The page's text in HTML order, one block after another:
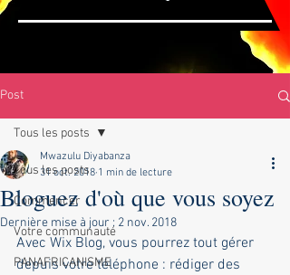
Post
Tous les posts
Commencer
Votre communauté
PANAFRICANISME
Tous les posts
Bloguez d'où que vous soyez
Mwazulu Diyabanza
31 oct. 2018 1 min de lecture
Dernière mise à jour : 2 nov. 2018
Avec Wix Blog, vous pourrez tout gérer
depuis votre téléphone : rédiger des